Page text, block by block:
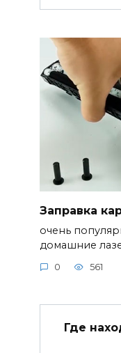
Заправка
очень
домашние
0 561
Где